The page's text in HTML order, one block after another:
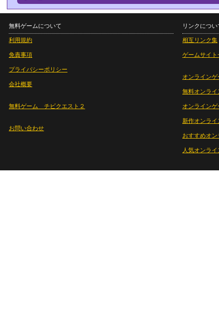
無料ゲームについて
利用規約
免責事項
プライバシーポリシー
会社概要
無料ゲーム チビクエスト２
お問い合わせ
リンクについ
相互リンク集
ゲームサイト
オンラインゲ
無料オンライ
オンライン
新作オンライ
おすすめオ
人気オンラ